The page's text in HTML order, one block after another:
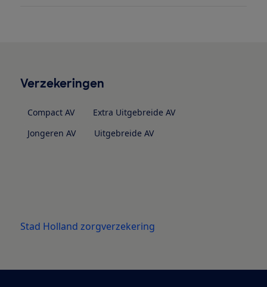
Verzekeringen
Compact AV
Extra Uitgebreide AV
Jongeren AV
Uitgebreide AV
Stad Holland zorgverzekering